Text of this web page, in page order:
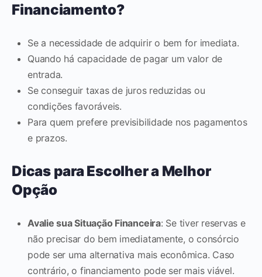
Financiamento?
Se a necessidade de adquirir o bem for imediata.
Quando há capacidade de pagar um valor de
entrada.
Se conseguir taxas de juros reduzidas ou
condições favoráveis.
Para quem prefere previsibilidade nos pagamentos
e prazos.
Dicas para Escolher a Melhor
Opção
Avalie sua Situação Financeira: Se tiver reservas e
não precisar do bem imediatamente, o consórcio
pode ser uma alternativa mais econômica. Caso
contrário, o financiamento pode ser mais viável.